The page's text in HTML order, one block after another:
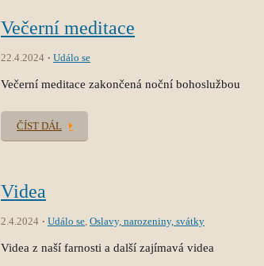
Večerní meditace
22.4.2024 Událo se
Večerní meditace zakončená noční bohoslužbou
ČÍST DÁL
Videa
2.4.2024 Událo se, Oslavy, narozeniny, svátky
Videa z naší farnosti a další zajímavá videa